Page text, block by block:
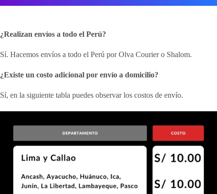
¿Realizan envíos a todo el Perú?
Sí. Hacemos envíos a todo el Perú por Olva Courier o Shalom.
¿Existe un costo adicional por envío a domicilio?
Sí, en la siguiente tabla puedes observar los costos de envío.